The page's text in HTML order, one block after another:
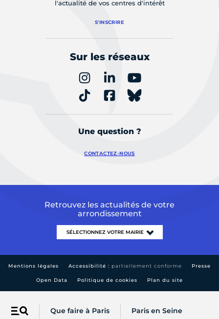
Menu Que faire à Paris Paris en Seine
l'actualité de vos centres d'intérêt
S'INSCRIRE
Sur les réseaux
Une question ?
CONTACTEZ-NOUS
Retrouvez les actualités de votre
arrondissement
Mentions légales Accessibilité : partiellement conforme Presse
Open Data Politique de cookies Plan du site